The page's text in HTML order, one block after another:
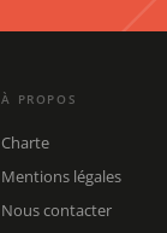
À PROPOS
Charte
Mentions légales
Nous contacter